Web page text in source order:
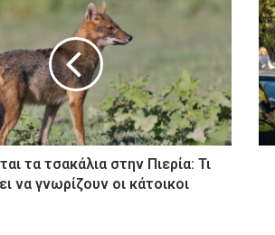
τα τσακάλια στην Πιερία: Τι
να γνωρίζουν οι κάτοικοι